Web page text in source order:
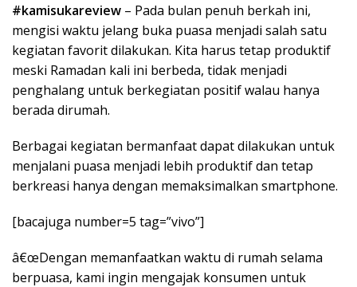
#kamisukareview – Pada bulan penuh berkah ini,
mengisi waktu jelang buka puasa menjadi salah satu
kegiatan favorit dilakukan. Kita harus tetap produktif
meski Ramadan kali ini berbeda, tidak menjadi
penghalang untuk berkegiatan positif walau hanya
berada dirumah.
Berbagai kegiatan bermanfaat dapat dilakukan untuk
menjalani puasa menjadi lebih produktif dan tetap
berkreasi hanya dengan memaksimalkan smartphone.
[bacajuga number=5 tag=”vivo”]
â€œDengan memanfaatkan waktu di rumah selama
berpuasa, kami ingin mengajak konsumen untuk